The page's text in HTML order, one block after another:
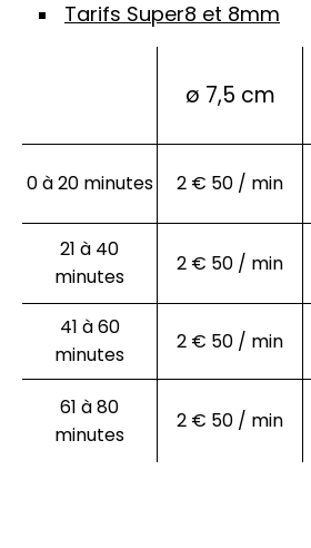
Tarifs Super8 et 8mm
ø 7,5 cm
0 à 20 minutes 2 € 50 / min
21 à 40
minutes
2 € 50 / min
41 à 60
minutes
2 € 50 / min
61 à 80
minutes
2 € 50 / min